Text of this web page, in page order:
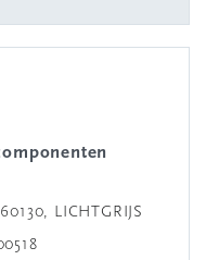
LICHTGRIJS